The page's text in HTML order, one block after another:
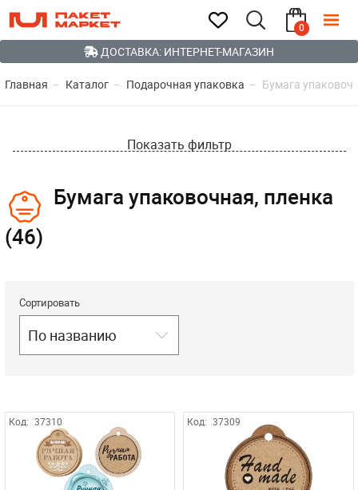
0
ДОСТАВКА: ИНТЕРНЕТ-МАГАЗИН
Главная Каталог Подарочная упаковка Бумага
Показать фильтр
Бумага упаковочная, пленка
(46)
Сортировать
По названию
Код: 37310 Код: 37309